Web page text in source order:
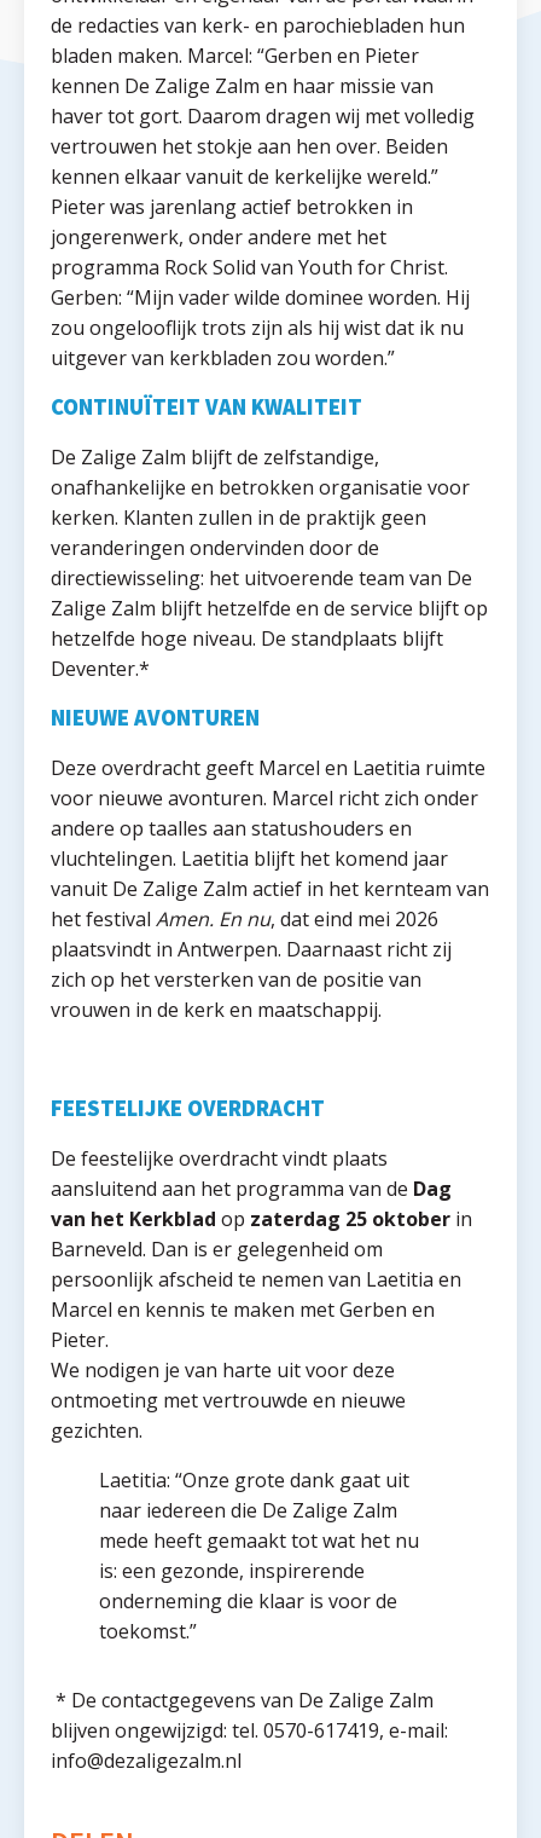
de redacties van kerk- en parochiebladen hun
bladen maken. Marcel: “Gerben en Pieter
kennen De Zalige Zalm en haar missie van
haver tot gort. Daarom dragen wij met volledig
vertrouwen het stokje aan hen over. Beiden
kennen elkaar vanuit de kerkelijke wereld.”
Pieter was jarenlang actief betrokken in
jongerenwerk, onder andere met het
programma Rock Solid van Youth for Christ.
Gerben: “Mijn vader wilde dominee worden. Hij
zou ongelooflijk trots zijn als hij wist dat ik nu
uitgever van kerkbladen zou worden.”
CONTINUÏTEIT VAN KWALITEIT
De Zalige Zalm blijft de zelfstandige,
onafhankelijke en betrokken organisatie voor
kerken. Klanten zullen in de praktijk geen
veranderingen ondervinden door de
directiewisseling: het uitvoerende team van De
Zalige Zalm blijft hetzelfde en de service blijft op
hetzelfde hoge niveau. De standplaats blijft
Deventer.*
NIEUWE AVONTUREN
Deze overdracht geeft Marcel en Laetitia ruimte
voor nieuwe avonturen. Marcel richt zich onder
andere op taalles aan statushouders en
vluchtelingen. Laetitia blijft het komend jaar
vanuit De Zalige Zalm actief in het kernteam van
het festivalAmen. En nu, dat eind mei 2026
plaatsvindt in Antwerpen. Daarnaast richt zij
zich op het versterken van de positie van
vrouwen in de kerk en maatschappij.
FEESTELIJKE OVERDRACHT
De feestelijke overdracht vindt plaats
aansluitend aan het programma van de Dag
van het Kerkblad op zaterdag 25 oktober in
Barneveld. Dan is er gelegenheid om
persoonlijk afscheid te nemen van Laetitia en
Marcel en kennis te maken met Gerben en
Pieter.
We nodigen je van harte uit voor deze
ontmoeting met vertrouwde en nieuwe
gezichten.
Laetitia: “Onze grote dank gaat uit
naar iedereen die De Zalige Zalm
mede heeft gemaakt tot wat het nu
is: een gezonde, inspirerende
onderneming die klaar is voor de
toekomst.”
* De contactgegevens van De Zalige Zalm
blijven ongewijzigd: tel. 0570-617419, e-mail:
info@dezaligezalm.nl